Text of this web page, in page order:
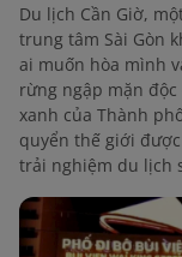
Du lịch Cần Giờ,
trung tâm Sài Gòn
ai muốn hòa mình
rừng ngập mặn
xanh của Thành
quyển thế giới
trải nghiệm du lịch